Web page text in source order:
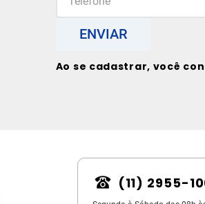
ENVIAR
Ao se cadastrar, você
(11) 2955-